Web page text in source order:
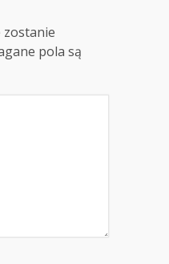
zostanie
pola są